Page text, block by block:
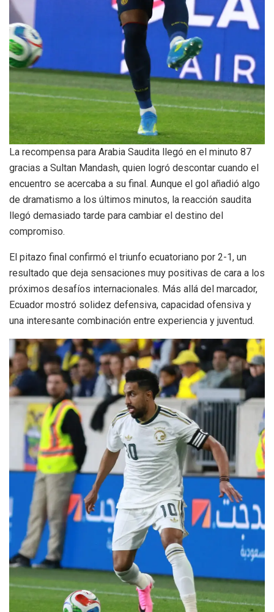
La recompensa para Arabia Saudita llegó en el minuto 87
gracias a Sultan Mandash, quien logró descontar cuando el
encuentro se acercaba a su final. Aunque el gol añadió algo
de dramatismo a los últimos minutos, la reacción saudita
llegó demasiado tarde para cambiar el destino del
compromiso.
El pitazo final confirmó el triunfo ecuatoriano por 2-1, un
resultado que deja sensaciones muy positivas de cara a los
próximos desafíos internacionales. Más allá del marcador,
Ecuador mostró solidez defensiva, capacidad ofensiva y
una interesante combinación entre experiencia y juventud.